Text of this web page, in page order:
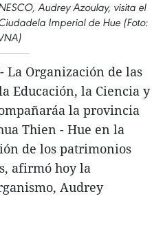
Audrey Azoulay, visita el
Imperial de Hue (Foto:
La Organización de las
Educación, la Ciencia y
la provincia
Thien - Hue en la
de los patrimonios
afirmó hoy la
Audrey